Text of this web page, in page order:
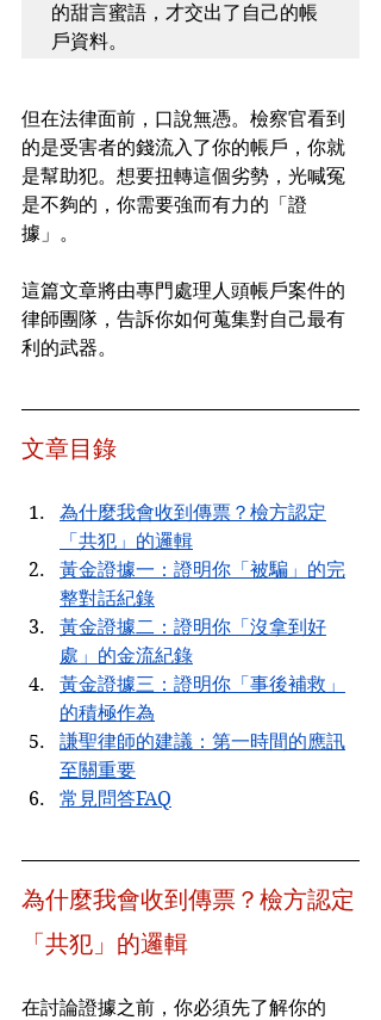
的甜言蜜語，才交出了自己的帳
戶資料。
但在法律面前，口說無憑。檢察官看到
的是受害者的錢流入了你的帳戶，你就
是幫助犯。想要扭轉這個劣勢，光喊冤
是不夠的，你需要強而有力的「證
據」。
這篇文章將由專門處理人頭帳戶案件的
律師團隊，告訴你如何蒐集對自己最有
利的武器。
文章目錄
為什麼我會收到傳票？檢方認定
「共犯」的邏輯
黃金證據一：證明你「被騙」的完
整對話紀錄
黃金證據二：證明你「沒拿到好
處」的金流紀錄
黃金證據三：證明你「事後補救」
的積極作為
謙聖律師的建議：第一時間的應訊
至關重要
常見問答FAQ
為什麼我會收到傳票？檢方認定
「共犯」的邏輯
在討論證據之前，你必須先了解你的